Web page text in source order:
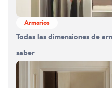
Armarios
Todas las dimensiones de
saber